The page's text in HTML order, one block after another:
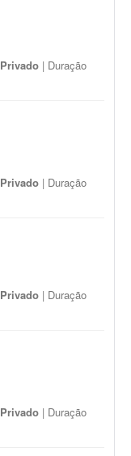
Privado | Duração
Privado | Duração
Privado | Duração
Privado | Duração